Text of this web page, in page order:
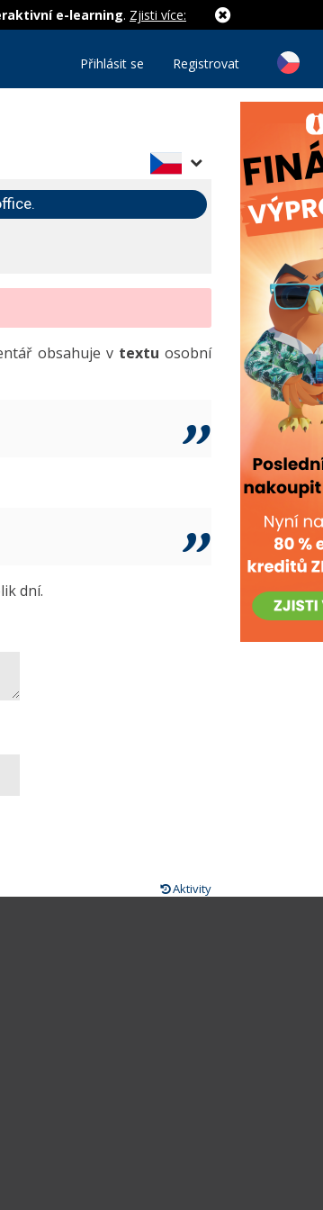
e-learning. Zjisti více:
Přihlásit se Registrovat
obsahuje v textu osobní
dní.
Aktivity